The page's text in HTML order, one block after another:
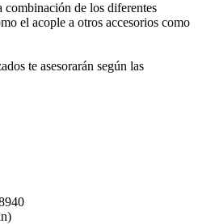
combinación de los diferentes
el acople a otros accesorios como
te asesorarán según las